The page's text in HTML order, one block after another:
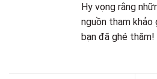
Hy vọng rằng
nguồn tham khảo
bạn đã ghé thăm!